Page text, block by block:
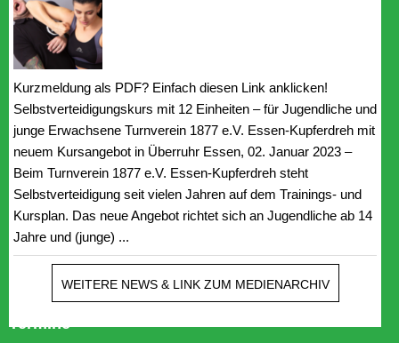
Kurzmeldung als PDF? Einfach diesen Link anklicken!
Selbstverteidigungskurs mit 12 Einheiten – für Jugendliche und
junge Erwachsene Turnverein 1877 e.V. Essen-Kupferdreh mit
neuem Kursangebot in Überruhr Essen, 02. Januar 2023 –
Beim Turnverein 1877 e.V. Essen-Kupferdreh steht
Selbstverteidigung seit vielen Jahren auf dem Trainings- und
Kursplan. Das neue Angebot richtet sich an Jugendliche ab 14
Jahre und (junge) ...
WEITERE NEWS & LINK ZUM MEDIENARCHIV
Termine